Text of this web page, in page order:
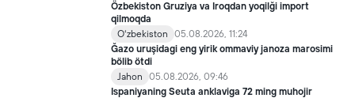
Özbekiston Gruziya va Iroqdan yoqilği import
qilmoqda
Oʻzbekiston
05.08.2026, 11:24
Ğazo uruşidagi eng yirik ommaviy janoza marosimi
bölib ötdi
Jahon
05.08.2026, 09:46
Ispaniyaning Seuta anklaviga 72 ming muhojir